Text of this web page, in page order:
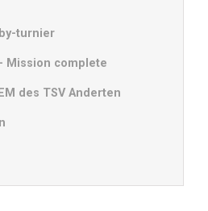
turnier
Mission complete
des TSV Anderten